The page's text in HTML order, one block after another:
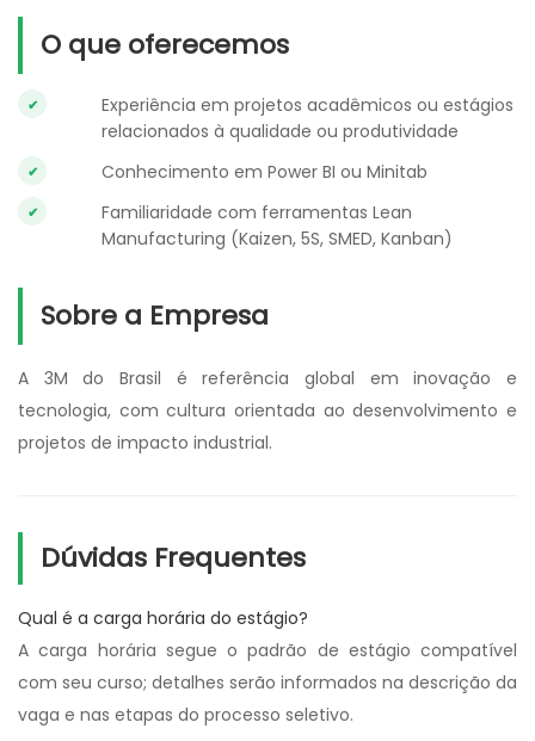
O que oferecemos
Experiência em projetos acadêmicos ou estágios
relacionados à qualidade ou produtividade
Conhecimento em Power BI ou Minitab
Familiaridade com ferramentas Lean
Manufacturing (Kaizen, 5S, SMED, Kanban)
Sobre a Empresa
A 3M do Brasil é referência global em inovação e
tecnologia, com cultura orientada ao desenvolvimento e
projetos de impacto industrial.
Dúvidas Frequentes
Qual é a carga horária do estágio?
A carga horária segue o padrão de estágio compatível
com seu curso; detalhes serão informados na descrição da
vaga e nas etapas do processo seletivo.